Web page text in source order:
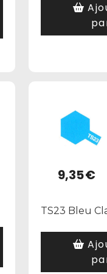
9,35€
TS23 Bleu